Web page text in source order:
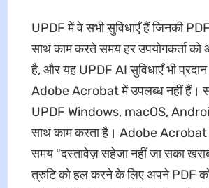
UPDF में वे सभी सुविधाएँ हैं जिनकी
साथ काम करते समय हर उपयोगकर्ता को
है, और यह UPDF AI सुविधाएँ भी
Adobe Acrobat में उपलब्ध नहीं हैं।
UPDF Windows, macOS,
साथ काम करता है। Adobe Acrobat
समय "दस्तावेज़ सहेजा नहीं जा सका
त्रुटि को हल करने के लिए अपने PDF